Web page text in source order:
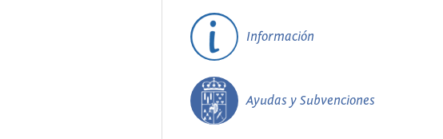
Información
Ayudas y Subvenciones